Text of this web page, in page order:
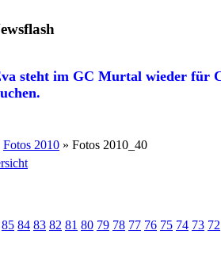
steht im GC Murtal wieder für
Fotos 2010 » Fotos 2010_40
85 84 83 82 81 80 79 78 77 76 75 74 73 72